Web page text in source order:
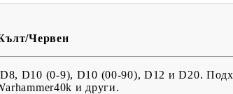
Червен
D10 (0-9), D10 (00-90), D12 и D20.
и други.